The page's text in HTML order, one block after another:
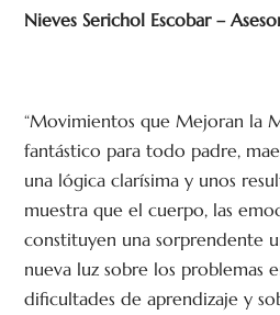
Nieves Serichol Escobar –
“Movimientos que Mejoran la
fantástico para todo padre,
una lógica clarísima y unos
muestra que el cuerpo, las
constituyen una sorprendente
nueva luz sobre los problemas
dificultades de aprendizaje y